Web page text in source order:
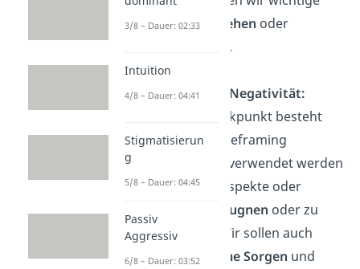
Problemeübersehen oder
.
Verleugnen von Negativität:
Ein weiterer Kritikpunkt besteht
darin, dass das Reframing
manchmal dazu verwendet werden
kann, negative Aspekte oder
Gefühle zu verleugnen oder zu
unterdrücken
. Wir sollen auch
Raum für legitime Sorgen und
3/8 – Dauer: 02:33
Intuition
4/8 – Dauer: 04:41
Stigmatisierun
g
5/8 – Dauer: 04:45
Passiv
Aggressiv
6/8 – Dauer: 03:52